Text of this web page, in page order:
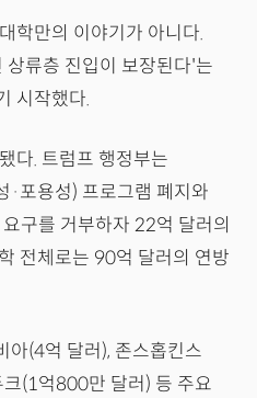
학만의 이야기가 아니다.
류층 진입이 보장된다'는
시작했다.
다. 트럼프 행정부는
·포용성) 프로그램 폐지와
구를 거부하자 22억 달러의
전체로는 90억 달러의 연방
아(4억 달러), 존스홉킨스
(1억800만 달러) 등 주요